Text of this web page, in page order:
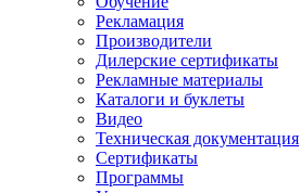
Рекламация
Производители
Дилерские сертификаты
Рекламные материалы
Каталоги и буклеты
Видео
Техническая документация
Сертификаты
Программы